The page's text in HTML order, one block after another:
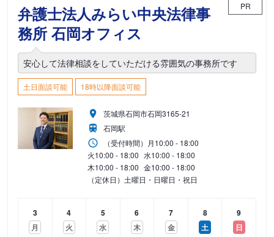
弁護士法人みらい中央法律事
務所 石岡オフィス
PR
安心して法律相談をしていただける雰囲気の事務所です
土日面談可能 18時以降面談可能
茨城県石岡市石岡3165-21
石岡駅
（受付時間） 月10:00 - 18:00
火10:00 - 18:00 水10:00 - 18:00
木10:00 - 18:00 金10:00 - 18:00
（定休日）土曜日・日曜日・祝日
3
月
4
火
5
水
6
木
7
金
8
土
9
日